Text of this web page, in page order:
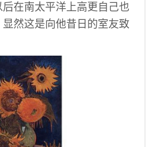
在南太平洋上高更自己也
然这是向他昔日的室友致